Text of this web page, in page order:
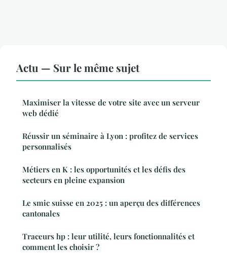
Actu — Sur le même sujet
Maximiser la vitesse de votre site avec un serveur
web dédié
Réussir un séminaire à Lyon : profitez de services
personnalisés
Métiers en K : les opportunités et les défis des
secteurs en pleine expansion
Le smic suisse en 2025 : un aperçu des différences
cantonales
Traceurs hp : leur utilité, leurs fonctionnalités et
comment les choisir ?